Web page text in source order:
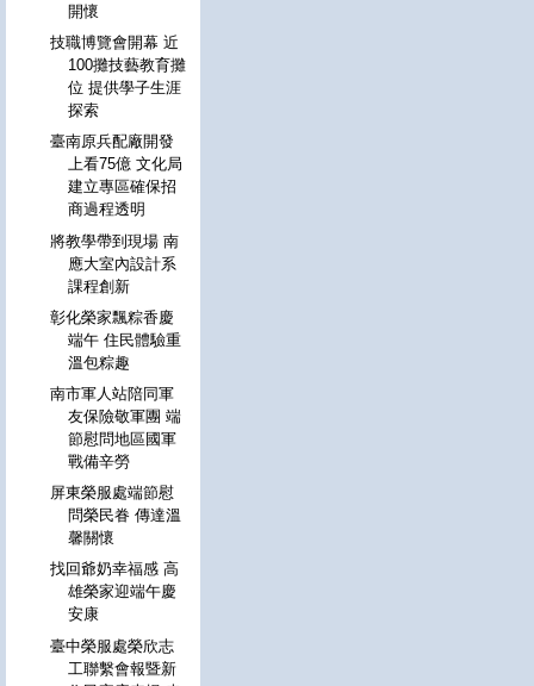
開懷
技職博覽會開幕 近
100攤技藝教育攤
位 提供學子生涯
探索
臺南原兵配廠開發
上看75億 文化局
建立專區確保招
商過程透明
將教學帶到現場 南
應大室內設計系
課程創新
彰化榮家飄粽香慶
端午 住民體驗重
溫包粽趣
南市軍人站陪同軍
友保險敬軍團 端
節慰問地區國軍
戰備辛勞
屏東榮服處端節慰
問榮民眷 傳達溫
馨關懷
找回爺奶幸福感 高
雄榮家迎端午慶
安康
臺中榮服處榮欣志
工聯繫會報暨新